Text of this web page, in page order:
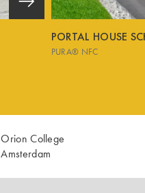
PORTAL HOUSE
PURA® NFC
Orion College
Amsterdam